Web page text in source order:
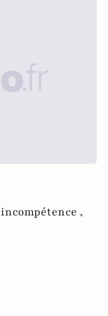
incompétence ,